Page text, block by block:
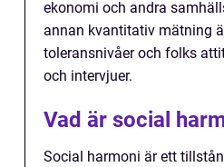
ekonomi och andra
annan kvantitativ mätning
toleransnivåer och folks
och intervjuer.
Vad är social
Social harmoni är ett